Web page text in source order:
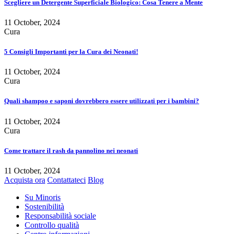
Scegliere un Detergente Superficiale Biologico: Cosa Tenere a Mente
11 October, 2024
Cura
5 Consigli Importanti per la Cura dei Neonati!
11 October, 2024
Cura
Quali shampoo e saponi dovrebbero essere utilizzati per i bambini?
11 October, 2024
Cura
Come trattare il rash da pannolino nei neonati
11 October, 2024
Acquista ora Contattateci Blog
Su Minoris
Sostenibilità
Responsabilità sociale
Controllo qualità